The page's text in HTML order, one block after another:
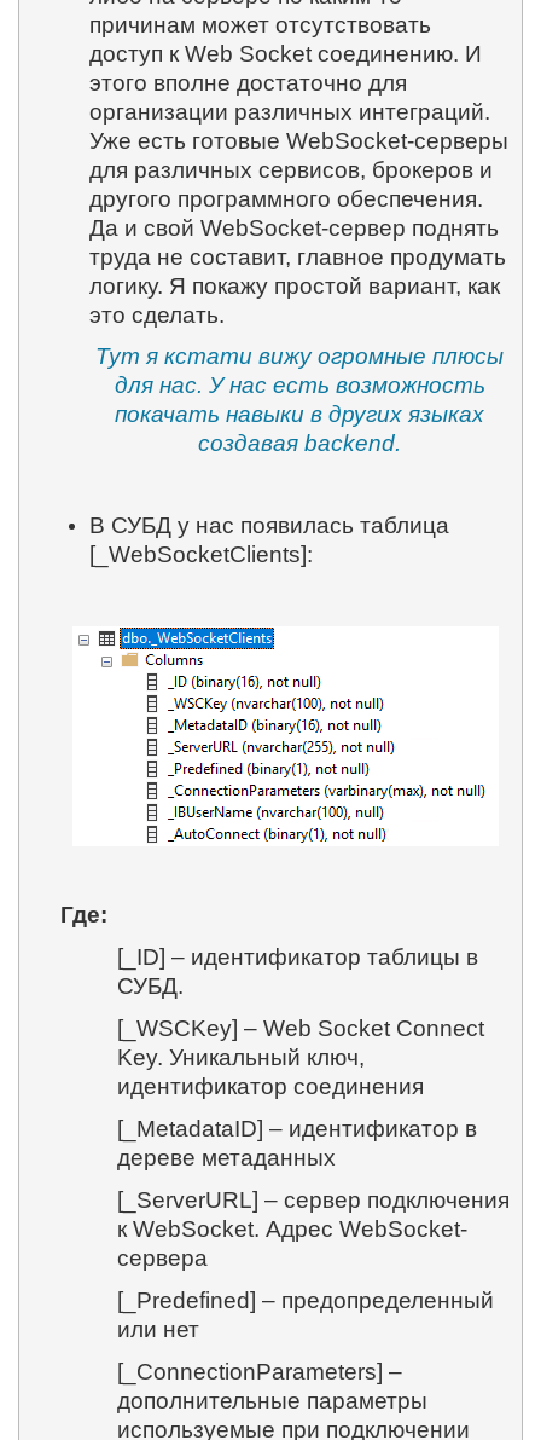
причинам может отсутствовать
доступ к Web Socket соединению. И
этого вполне достаточно для
организации различных интеграций.
Уже есть готовые WebSocket-серверы
для различных сервисов, брокеров и
другого программного обеспечения.
Да и свой WebSocket-сервер поднять
труда не составит, главное продумать
логику. Я покажу простой вариант, как
это сделать.
Тут я кстати вижу огромные плюсы
для нас. У нас есть возможность
покачать навыки в других языках
создавая backend.
В СУБД у нас появилась таблица
[_WebSocketClients]:
Где:
[_ID] – идентификатор таблицы в
СУБД.
[_WSCKey] – Web Socket Connect
Key. Уникальный ключ,
идентификатор соединения
[_MetadataID] – идентификатор в
дереве метаданных
[_ServerURL] – сервер подключения
к WebSocket. Адрес WebSocket-
сервера
[_Predefined] – предопределенный
или нет
[_ConnectionParameters] –
дополнительные параметры
используемые при подключении